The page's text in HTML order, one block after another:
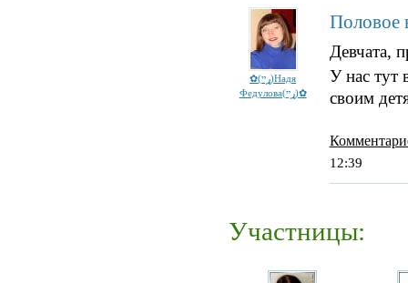
✿(ړײ)Надя
Федулова(ړײ)✿
Половое
Девчата,
У нас тут
своим
12:39
Участницы: